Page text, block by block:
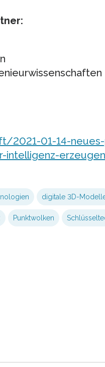
2021-01-14-
intelligenz-erzeugen
digitale 3D-
Punktwolken